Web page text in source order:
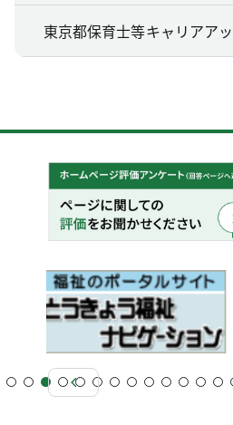
東京都保育士等キャリアア